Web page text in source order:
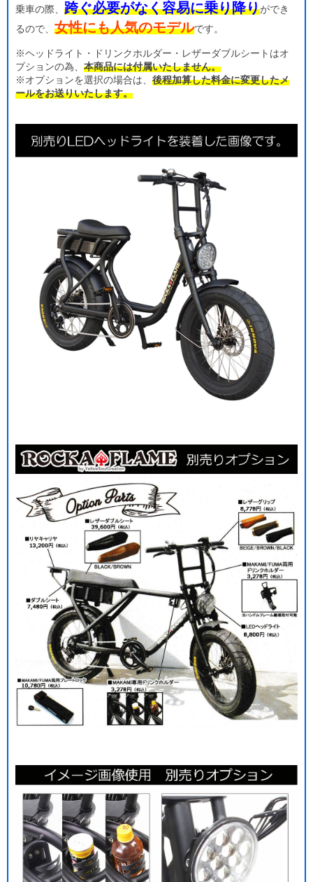
乗車の際、 跨ぐ必要がなく容易に乗り降りができ
るので、 女性にも人気のモデルです。
※ヘッドライト・ドリンクホルダー・レザーダブルシートはオ
プションの為、 本商品には付属いたしません。
※オプションを選択の場合は、 後程加算した料金に変更したメ
ールをお送りいたします。